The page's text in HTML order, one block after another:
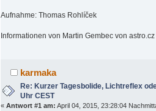
Aufnahme: Thomas Rohlíček
Informationen von Martin Gembec von astro.cz
karmaka
Re: Kurzer Tagesbolide, Lichtreflex
Uhr CEST
« Antwort #1 am: April 04, 2015, 23:28:04